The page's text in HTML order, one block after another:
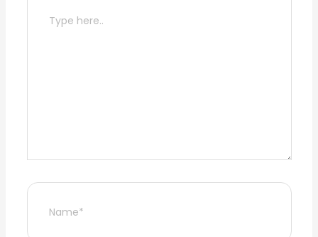
here..
Name*